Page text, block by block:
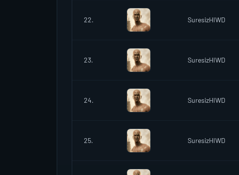
22. SuresizHIWD
23. SuresizHIWD
24. SuresizHIWD
25. SuresizHIWD